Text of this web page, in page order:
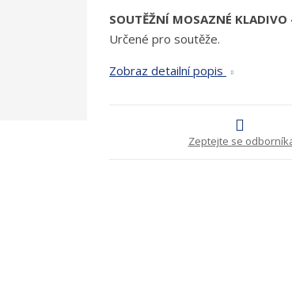
SOUTĚŽNÍ MOSAZNÉ
Určené pro soutěže.
Zobraz detailní popis
Zeptejte se